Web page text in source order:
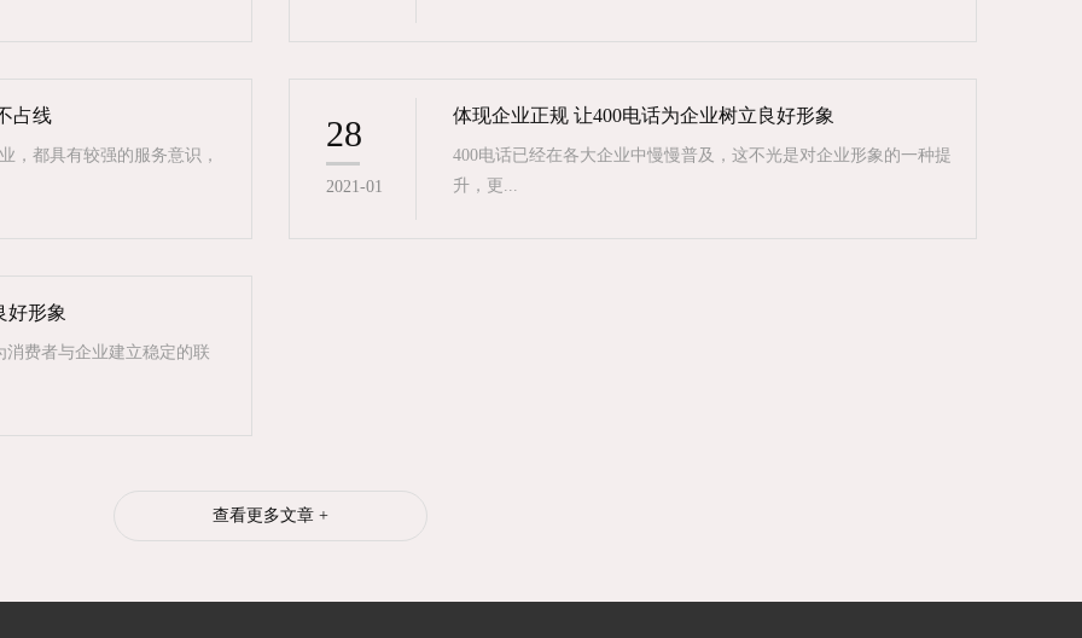
占线
，都具有较强的服务意识，
28
2021-01
体现企业正规 让400电话为企业树立良好形象
400电话已经在各大企业中慢慢普及，这不光是对企业形象的一种提
升，更...
形象
消费者与企业建立稳定的联
查看更多文章 +